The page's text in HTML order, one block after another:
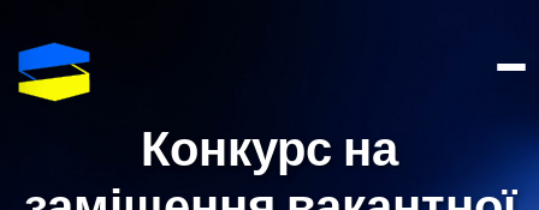
Конкурс на